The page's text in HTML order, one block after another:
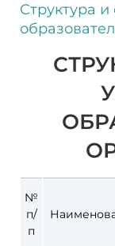
Структура
№
п/
п